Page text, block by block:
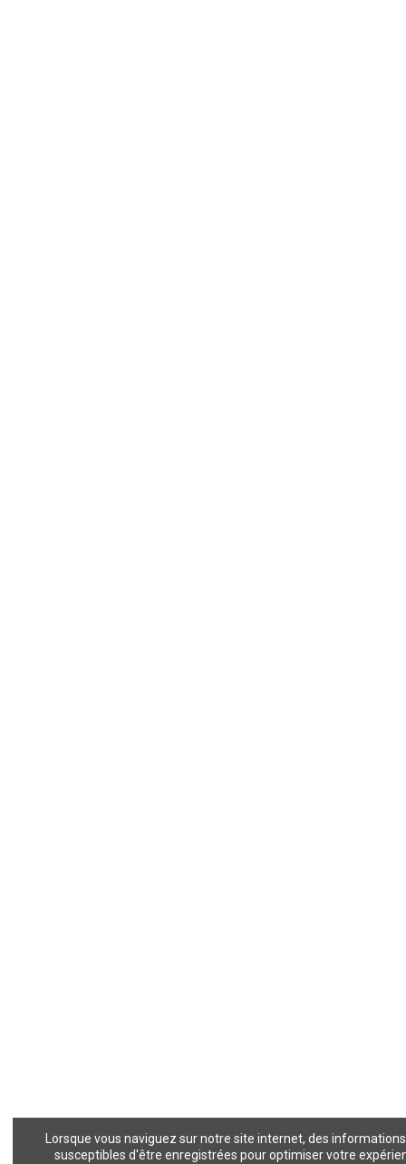
Lorsque vous naviguez sur notre site internet, des
susceptibles d'être enregistrées pour optimiser votre